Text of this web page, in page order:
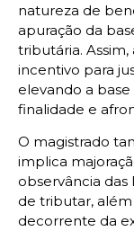
natureza de
apuração da
tributária.
incentivo para
elevando a
finalidade e
O magistrado
implica
observância
de tributar,
decorrente da